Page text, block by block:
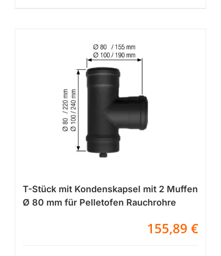
T-Stück mit Kondenskapsel mit 2 Muffen
Ø 80 mm für Pelletofen Rauchrohre
155,89 €